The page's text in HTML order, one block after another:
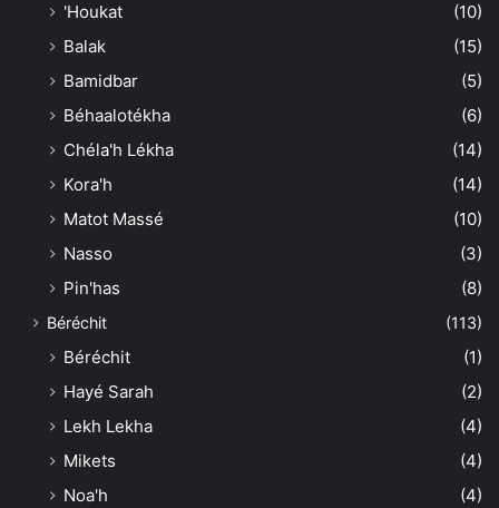
'Houkat
(10)
Balak
(15)
Bamidbar
(5)
Béhaalotékha
(6)
Chéla'h Lékha
(14)
Kora'h
(14)
Matot Massé
(10)
Nasso
(3)
Pin'has
(8)
Béréchit (113)
Béréchit
(1)
Hayé Sarah
(2)
Lekh Lekha
(4)
Mikets
(4)
Noa'h
(4)